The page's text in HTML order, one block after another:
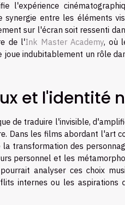
l'expérience
entre les éléments
sur l'écran soit ressenti
de l'Ink Master Academy, où
indubitablement un rôle
et l'identité
de traduire l'invisible,
Dans les films abordant l'art
transformation des
personnel et les
analyser ces choix
internes ou les aspirations